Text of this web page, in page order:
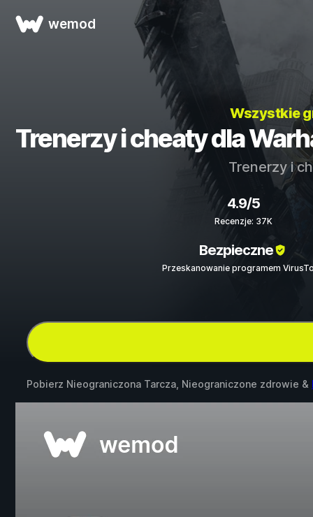
wemod
Wszystkie
Trenerzy i cheaty dla
Trenerzy i
4.9/5
Recenzje: 37K
Bezpieczne
Przeskanowanie programem
Pobierz Nieograniczona Tarcza, Nieograniczone zdrowie &